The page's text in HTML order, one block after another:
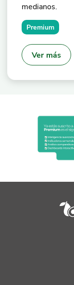
medianos.
Premium
Ver más